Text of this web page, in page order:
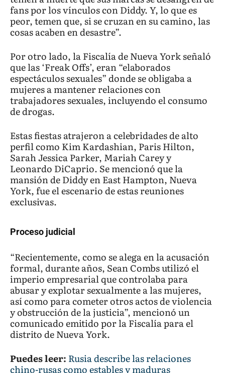
fans por los vínculos con Diddy. Y, lo que es
peor, temen que, si se cruzan en su camino, las
cosas acaben en desastre”.
Por otro lado, la Fiscalía de Nueva York señaló
que las ‘Freak Offs’, eran “elaborados
espectáculos sexuales” donde se obligaba a
mujeres a mantener relaciones con
trabajadores sexuales, incluyendo el consumo
de drogas.
Estas fiestas atrajeron a celebridades de alto
perfil como Kim Kardashian, Paris Hilton,
Sarah Jessica Parker, Mariah Carey y
Leonardo DiCaprio. Se mencionó que la
mansión de Diddy en East Hampton, Nueva
York, fue el escenario de estas reuniones
exclusivas.
Proceso judicial
“Recientemente, como se alega en la acusación
formal, durante años, Sean Combs utilizó el
imperio empresarial que controlaba para
abusar y explotar sexualmente a las mujeres,
así como para cometer otros actos de violencia
y obstrucción de la justicia”, mencionó un
comunicado emitido por la Fiscalía para el
distrito de Nueva York.
Puedes leer: Rusia describe las relaciones
chino-rusas como estables y maduras